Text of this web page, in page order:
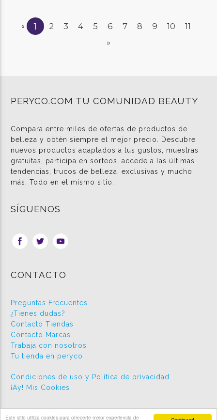
Este sitio utiliza cookies para ofrecerte mejor experiencia de
« 1 2 3 4 5 6 7 8 9 10
11
»
PERYCO.COM TU COMUNIDAD BEAUTY
Compara entre miles de ofertas de productos de
belleza y obtén siempre el mejor precio. Descubre
nuevos productos adaptados a tus gustos, muestras
gratuitas, participa en sorteos, accede a las últimas
tendencias, trucos de belleza, exclusivas y mucho
más. Todo en el mismo sitio.
SÍGUENOS
CONTACTO
Preguntas Frecuentes
¿Tienes dudas?
Contacto Tiendas
Contacto Marcas
Trabaja con nosotros
Tu tienda en peryco
Condiciones de uso y Política de privacidad
¡Ay! Mis Cookies